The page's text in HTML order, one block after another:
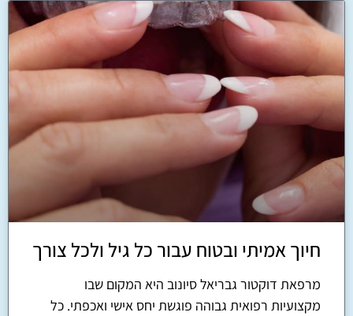
חיוך אמיתי ובטוח עבור כל גיל ולכל צורך
מרפאת דוקטור גבריאל סיונוב היא המקום שבו
מקצועיות רפואית גבוהה פוגשת יחס אישי ואכפתי. כל